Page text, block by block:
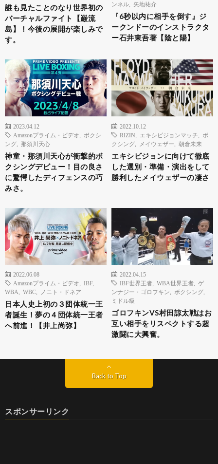
誰も見たことのなり世界初の
バーチャルファイト【巌流
島】！今後の展開が楽しみで
す。
ンネル
矢地祐介
『6秒以内に相手を倒す』ジ
ークンドーのインストラクタ
ー石井東吾著【陰と陽】
2023.04.12
Amazonプライム・ビデオ
ボクシ
ング
那須川天心
神童・那須川天心が衝撃的ボ
クシングデビュー！目の良さ
に驚愕したディフェンスの巧
みさ。
2022.10.12
RIZIN
エキシビジョンマッチ
ボ
クシング
メイウェザー 朝倉未来
エキシビジョンに向けて徹底
した選別・準備・演出をして
勝利したメイウェザーの凄さ
2022.06.08
Amazonプライム・ビデオ
IBF,
WBA
WBC ノニト・ドネア
日本人史上初の３団体統一王
者誕生！夢の４団体統一王者
へ前進！【井上尚弥】
2022.04.15
IBF世界王者
WBA世界王者
ゲ
ンナジー・ゴロフキン
ボクシング
ミドル級
ゴロフキンVS村田諒太戦はお
互い相手をリスペクトする超
激闘に大興奮。
Back to Top
スポンサーリンク